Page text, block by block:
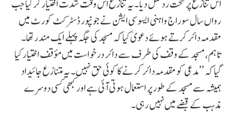
اس تنازع پر سخت ردعمل دیا۔یہ تنازع اس وقت شدت اختیار کر گیا جب
رواں سال سوراج واہنی ایسوسی ایشن نے جونپور ڈسٹرکٹ کورٹ میں
مقدمہ دائر کرتے ہوئے دعویٰ کیا کہ مسجد کی جگہ پہلے ایک مندر تھا۔
تاہم، مسجد کے وقف کی طرف سے دائر درخواست میں مؤقف اختیار کیا
گیا کہ ’’مدعی کو مقدمہ دائر کرنے کا کوئی حق نہیں۔ یہ متنازع جائیداد
ہمیشہ سے مسجد کے طور پر استعمال ہوتی آئی ہے اور کبھی کسی دوسرے
مذہب کے قبضے میں نہیں رہی۔